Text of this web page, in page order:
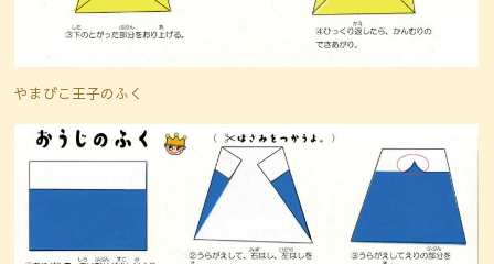
やまびこ王子のふく